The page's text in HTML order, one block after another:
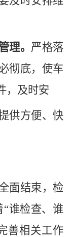
理。 严格落
彻底，使车
，及时安
供方便、快
面结束，检
“谁检查、谁
善相关工作